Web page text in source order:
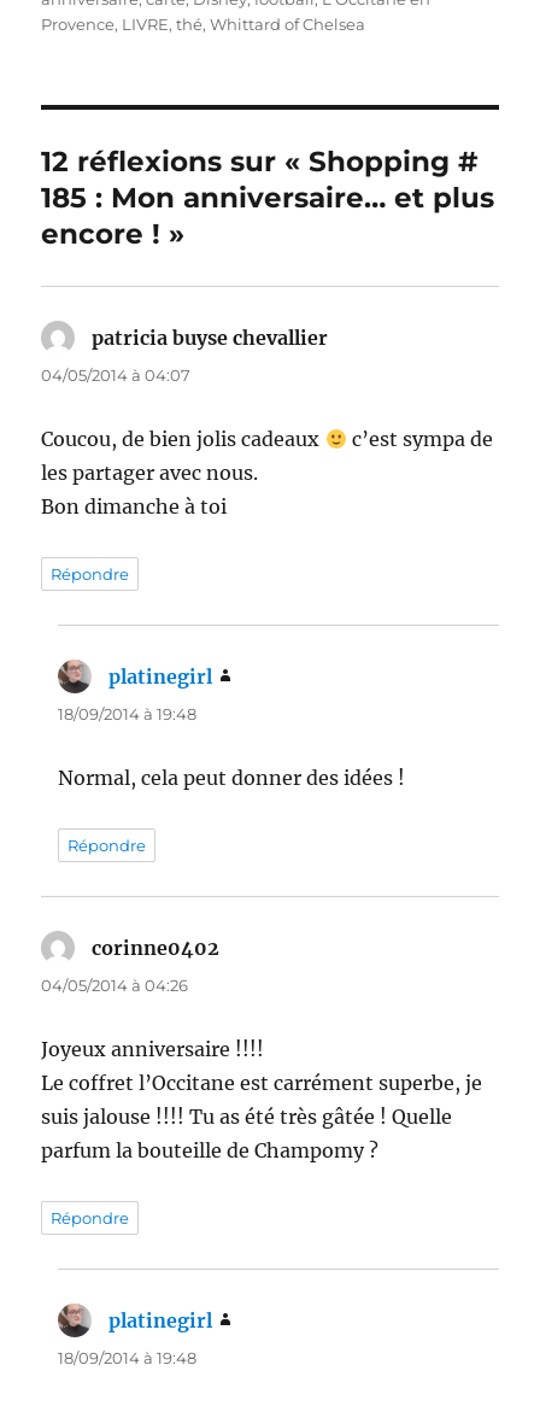
Provence, LIVRE,thé,Whittard of Chelsea
12 réflexions sur « Shopping #
185 : Mon anniversaire… et plus
encore ! »
patricia buyse chevallier
04/05/2014 à 04:07
Coucou, de bien jolis cadeaux
c’est sympa de
les partager avec nous.
Bon dimanche à toi
Répondre
platinegirl
18/09/2014 à 19:48
Normal, cela peut donner des idées !
Répondre
corinne0402
04/05/2014 à 04:26
Joyeux anniversaire !!!!
Le coffret l’Occitane est carrément superbe, je
suis jalouse !!!! Tu as été très gâtée ! Quelle
parfum la bouteille de Champomy ?
Répondre
platinegirl
18/09/2014 à 19:48